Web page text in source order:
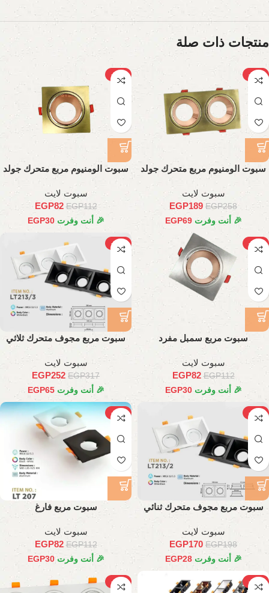
منتجات ذات صلة
-27%
سبوت الومنيوم مربع متحرك جولد
سبوت لايت
EGP258
EGP189
🎉 أنت وفرت EGP69
-27%
سبوت الومنيوم مربع متحرك جولد
احادي
سبوت لايت
EGP112
EGP82
🎉 أنت وفرت EGP30
-27%
سبوت مربع سمبل مفرد
سبوت لايت
EGP112
EGP82
🎉 أنت وفرت EGP30
-21%
سبوت مربع مجوف متحرك ثلاثي
سبوت لايت
EGP317
EGP252
🎉 أنت وفرت EGP65
-14%
سبوت مربع مجوف متحرك ثنائي
سبوت لايت
EGP198
EGP170
🎉 أنت وفرت EGP28
-27%
سبوت مربع فارغ
سبوت لايت
EGP112
EGP82
🎉 أنت وفرت EGP30
-20%
-15%